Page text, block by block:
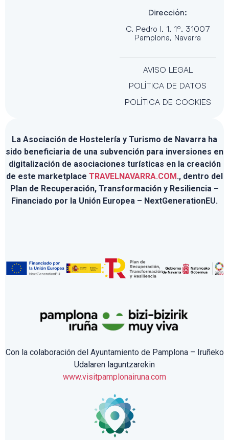
Dirección:
C. Pedro I, 1, 1º, 31007
Pamplona, Navarra
AVISO LEGAL
POLÍTICA DE DATOS
POLÍTICA DE COOKIES
La Asociación de Hostelería y Turismo de Navarra ha
sido beneficiaria de una subvención para inversiones en
digitalización de asociaciones turísticas en la creación
de este marketplace TRAVELNAVARRA.COM., dentro del
Plan de Recuperación, Transformación y Resiliencia –
Financiado por la Unión Europea – NextGenerationEU.
Con la colaboración del Ayuntamiento de Pamplona – Iruñeko
Udalaren laguntzarekin
www.visitpamplonairuna.com